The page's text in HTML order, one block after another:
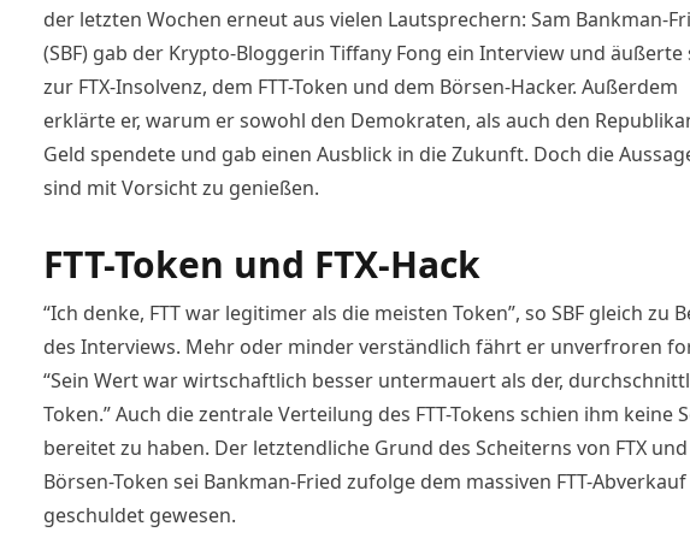
der letzten Wochen erneut aus vielen Lautsprechern: Sam Bankman-
(SBF) gab der Krypto-Bloggerin Tiffany Fong ein Interview und äußerte
zur FTX-Insolvenz, dem FTT-Token und dem Börsen-Hacker. Außerdem
erklärte er, warum er sowohl den Demokraten, als auch den
Geld spendete und gab einen Ausblick in die Zukunft. Doch die
sind mit Vorsicht zu genießen.
FTT-Token und FTX-Hack
“Ich denke, FTT war legitimer als die meisten Token”, so SBF gleich zu
des Interviews. Mehr oder minder verständlich fährt er unverfroren
“Sein Wert war wirtschaftlich besser untermauert als der,
Token.” Auch die zentrale Verteilung des FTT-Tokens schien ihm keine
bereitet zu haben. Der letztendliche Grund des Scheiterns von FTX
Börsen-Token sei Bankman-Fried zufolge dem massiven FTT-Abverkauf
geschuldet gewesen.